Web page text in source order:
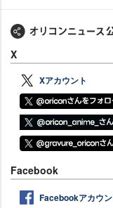
X
Xアカウント
Facebook
Facebookアカウン